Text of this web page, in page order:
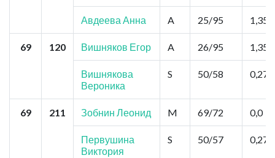
Авдеева Анна A 25/95 1,35
69 120 Вишняков Егор A 26/95 1,35
Вишнякова
Вероника
S 50/58 0,27
69 211 Зобнин Леонид M 69/72 0,0
Первушина
Виктория
S 50/57 0,27